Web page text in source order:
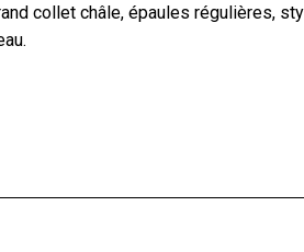
collet châle, épaules régulières,